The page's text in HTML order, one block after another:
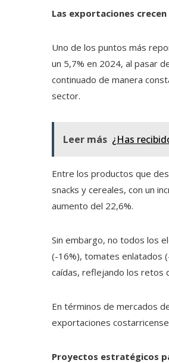
Las exportaciones crecen
Uno de los puntos más
un 5,7% en 2024, al pasar
continuado de manera
sector.
Leer más ¿Has
Entre los productos que
snacks y cereales, con un
aumento del 22,6%.
Sin embargo, no todos los
(-16%), tomates enlatados
caídas, reflejando los retos
En términos de mercados
exportaciones
Proyectos estratégicos